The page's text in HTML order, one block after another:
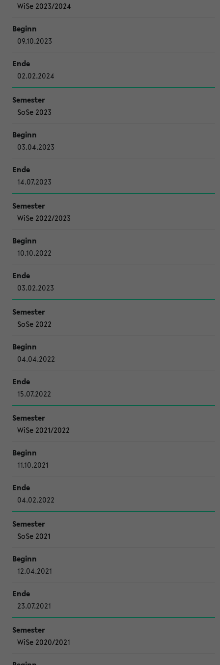
WiSe 2023/2024
09.10.2023
02.02.2024
SoSe 2023
03.04.2023
14.07.2023
WiSe 2022/2023
10.10.2022
03.02.2023
SoSe 2022
04.04.2022
15.07.2022
WiSe 2021/2022
11.10.2021
04.02.2022
SoSe 2021
12.04.2021
23.07.2021
WiSe 2020/2021